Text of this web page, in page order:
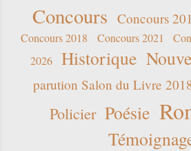
Concours Concours
Concours 2018
Concours 2021
2026
Historique
parution Salon du Livre
Policier Poésie